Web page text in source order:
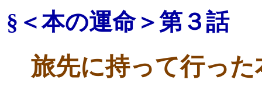
§＜本の運命＞第３話
旅先に持って行っ